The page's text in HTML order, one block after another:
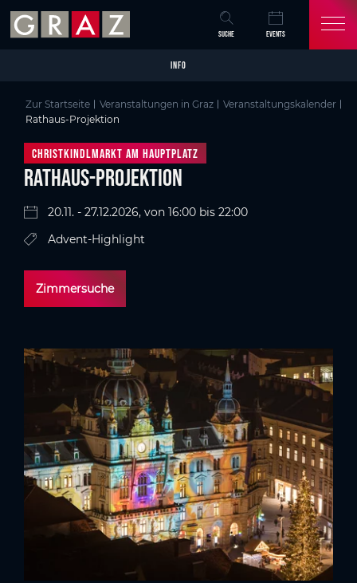
Skip to main content
Skip to table of contents
Skip to main navigation
SUCHE EVENTS
INFO
Zur Startseite Veranstaltungen in Graz
Veranstaltungskalender
Rathaus-Projektion
Christkindlmarkt am Hauptplatz
Rathaus-Projektion
20.11. - 27.12.2026, von 16:00 bis 22:00
Advent-Highlight
Zimmersuche